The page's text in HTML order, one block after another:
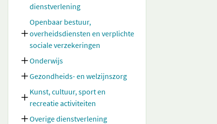
dienstverlening
Openbaar bestuur,
overheidsdiensten en verplichte
sociale verzekeringen
Onderwijs
Gezondheids- en welzijnszorg
Kunst, cultuur, sport en
recreatie activiteiten
Overige dienstverlening